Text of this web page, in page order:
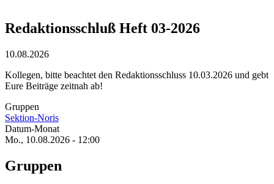
Redaktionsschluß Heft 03-2026
10.08.2026
Kollegen, bitte beachtet den Redaktionsschluss 10.03.2026 und gebt
Eure Beiträge zeitnah ab!
Gruppen
Sektion-Noris
Datum-Monat
Mo., 10.08.2026 - 12:00
Gruppen